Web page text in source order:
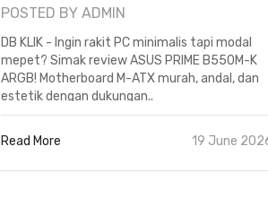
..
POSTED BY ADMIN
DB KLIK - Ingin rakit PC minimalis tapi modal
mepet? Simak review ASUS PRIME B550M-K
ARGB! Motherboard M-ATX murah, andal, dan
estetik dengan dukungan..
Read More 19 June